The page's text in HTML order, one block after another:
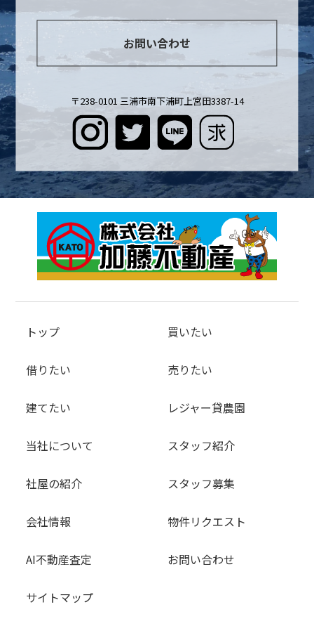
お問い合わせ
〒238-0101 三浦市南下浦町上宮田3387-14
トップ 買いたい
借りたい 売りたい
建てたい レジャー貸農園
当社について スタッフ紹介
社屋の紹介 スタッフ募集
会社情報 物件リクエスト
AI不動産査定 お問い合わせ
サイトマップ